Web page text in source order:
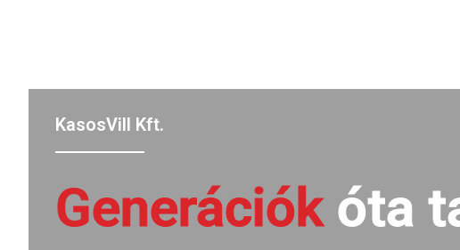
KasosVill Kft.
Generációkóta